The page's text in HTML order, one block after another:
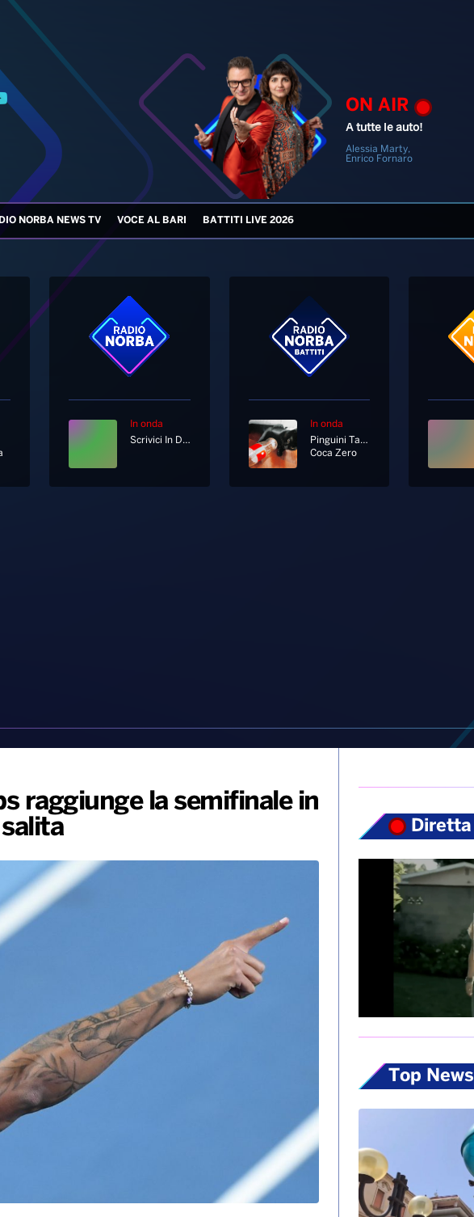
ON AIR
A tutte le auto!
Alessia Marty,
Enrico Fornaro
NORBA NEWS TV VOCE AL BARI BATTITI LIVE 2026
In onda
Scrivici In Diretta Su Whatsapp Al 333 12 12 333
In onda
Pinguini Tattici Nucleari
Coca Zero
raggiunge la semifinale in
Diretta
Top News